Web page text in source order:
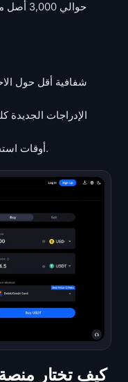
حوالي
شفافية أقل حول
الإدراجات
أوقات استجابة الدعم تتأخر عن المنصات الأكبر.
كيف تختار